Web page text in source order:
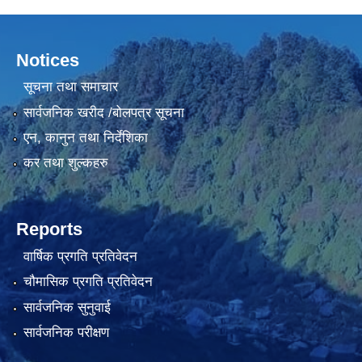
Notices
सूचना तथा समाचार
सार्वजनिक खरीद /बोलपत्र सूचना
एन, कानुन तथा निर्देशिका
कर तथा शुल्कहरु
Reports
वार्षिक प्रगति प्रतिवेदन
चौमासिक प्रगति प्रतिवेदन
सार्वजनिक सुनुवाई
सार्वजनिक परीक्षण